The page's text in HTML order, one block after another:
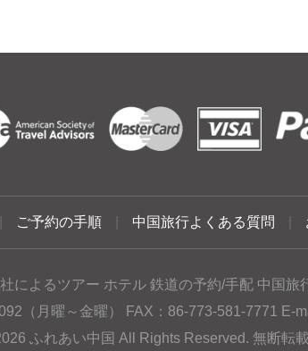
ご予約の手順 中国旅行よくある質問
によるツアー ホテル 鉄道の予約/手配 中国旅
（月曜～金曜） FAX：86-773-581-7771 E-
ふれあい中国 All Rights Reserved. 無断転